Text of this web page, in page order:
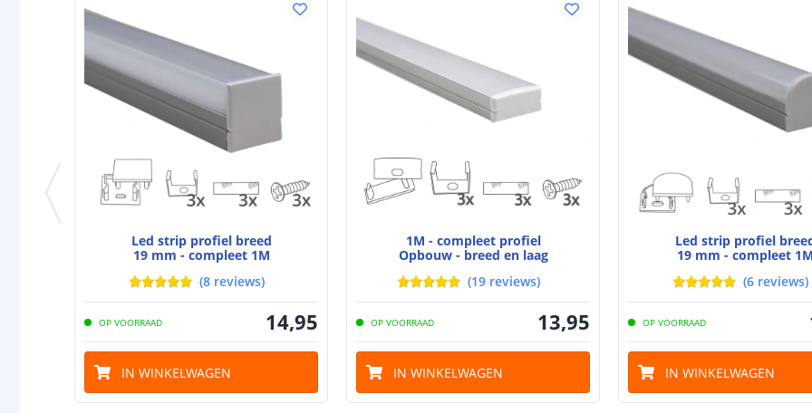
Strip
Bescherming
Materiaal
Breedte led
Dikte led strip
Led strip profiel breed
19 mm - compleet 1M
(8 reviews)
OP VOORRAAD 14,95
IN WINKELWAGEN
1M - compleet profiel
Opbouw - breed en laag
(19 reviews)
OP VOORRAAD 13,95
IN WINKELWAGEN
Led strip profiel
19 mm - compleet 1M
(6 reviews)
OP VOORRAAD
IN WINKELWAGEN